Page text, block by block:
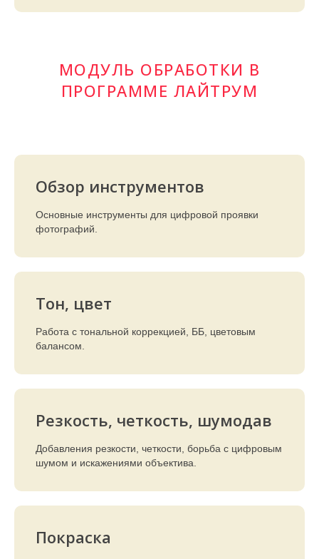
МОДУЛЬ ОБРАБОТКИ В
ПРОГРАММЕ ЛАЙТРУМ
Обзор инструментов
Основные инструменты для цифровой проявки
фотографий.
Тон, цвет
Работа с тональной коррекцией, ББ, цветовым
балансом.
Резкость, четкость, шумодав
Добавления резкости, четкости, борьба с цифровым
шумом и искажениями объектива.
Покраска